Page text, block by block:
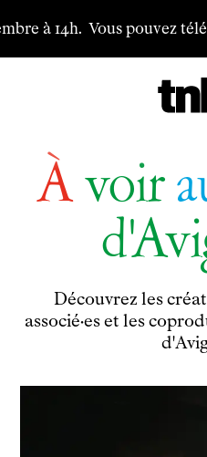
à 14h.Vous pouvez
Àvoir
Découvrez les
associé·es et les
Maison de
Créations de
tnba, centre